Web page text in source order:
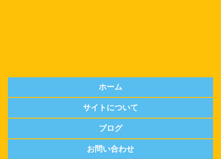
ホーム
サイトについて
ブログ
お問い合わせ